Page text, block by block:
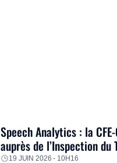
Speech Analytics : la
auprès de l’Inspection du
19 JUIN 2026 - 10H16